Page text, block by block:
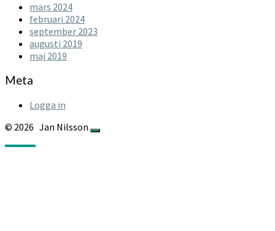
mars 2024
februari 2024
september 2023
augusti 2019
maj 2019
Meta
Logga in
© 2026 Jan Nilsson